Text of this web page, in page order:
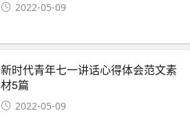
2022-05-09
新时代青年七一讲话心得体会范文素
材5篇
2022-05-09